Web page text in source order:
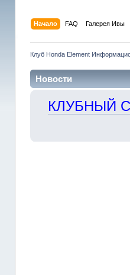
Начало FAQ Галерея Ивы
Клуб Honda Element
Новости
КЛУБНЫЙ